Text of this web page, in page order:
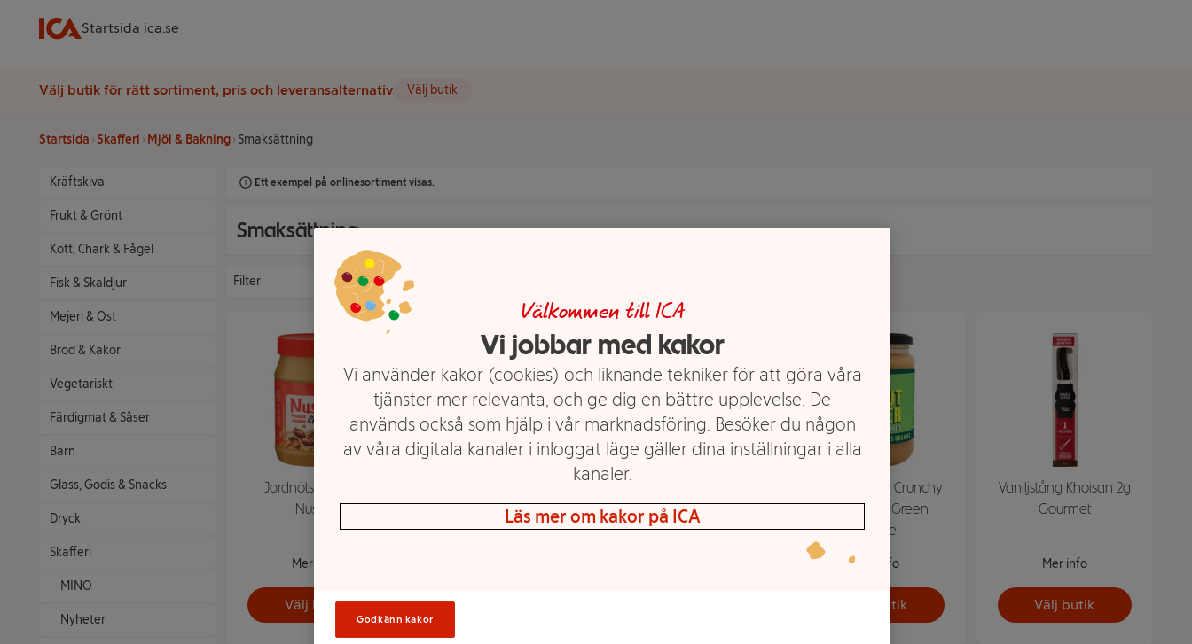
Startsida ica.se
Välj butik för rätt sortiment, pris och leveransalternativ Välj butik
Startsida Skafferi Mjöl & Bakning Smaksättning
Kräftskiva
Frukt & Grönt
Kött, Chark & Fågel
Fisk & Skaldjur
Mejeri & Ost
Bröd & Kakor
Vegetariskt
Färdigmat & Såser
Barn
Glass, Godis & Snacks
Dryck
Skafferi
MINO
Nyheter
Ett exempel på onlinesortiment visas.
Smaksättning
Filter
Jordnötssmör 1kg
Nusica
Mer info
Välj butik
Sugar Added 340g
Skippy
1kg KRAV Green
Choice
Peanut butter Crunchy
340g KRAV Green
choice
Mer info
Välj butik
Vaniljstång Khoisan 2g
Gourmet
Mer info
Välj butik
Välkommen till ICA
Vi jobbar med kakor
Vi använder kakor (cookies) och liknande tekniker för att göra våra
tjänster mer relevanta, och ge dig en bättre upplevelse. De
används också som hjälp i vår marknadsföring. Besöker du någon
av våra digitala kanaler i inloggat läge gäller dina inställningar i alla
kanaler.
Läs mer om kakor på ICA
Godkänn kakor